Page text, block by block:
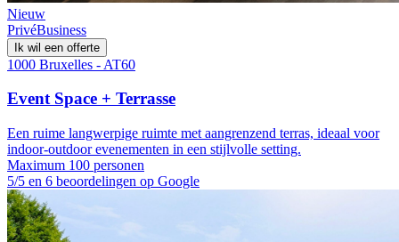
Nieuw
PrivéBusiness
Ik wil een offerte
1000 Bruxelles - AT60
Event Space + Terrasse
Een ruime langwerpige ruimte met aangrenzend terras, ideaal voor
indoor-outdoor evenementen in een stijlvolle setting.
Maximum 100 personen
5/5 en 6 beoordelingen op Google